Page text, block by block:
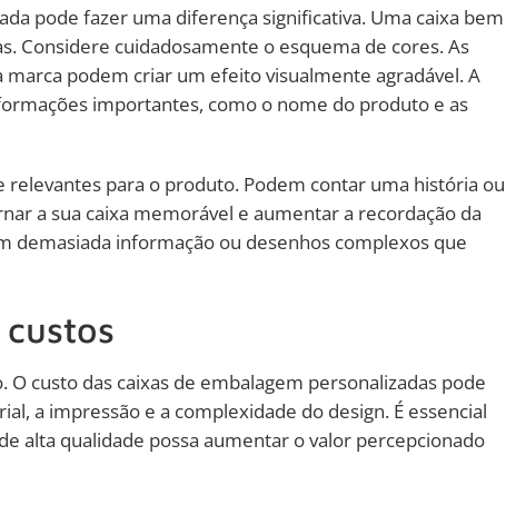
pode fazer uma diferença significativa. Uma caixa bem
Considere cuidadosamente o esquema de cores. As
podem criar um efeito visualmente agradável. A
importantes, como o nome do produto e as
relevantes para o produto. Podem contar uma história ou
a sua caixa memorável e aumentar a recordação da
demasiada informação ou desenhos complexos que
custo das caixas de embalagem personalizadas pode
a impressão e a complexidade do design. É essencial
alta qualidade possa aumentar o valor percepcionado